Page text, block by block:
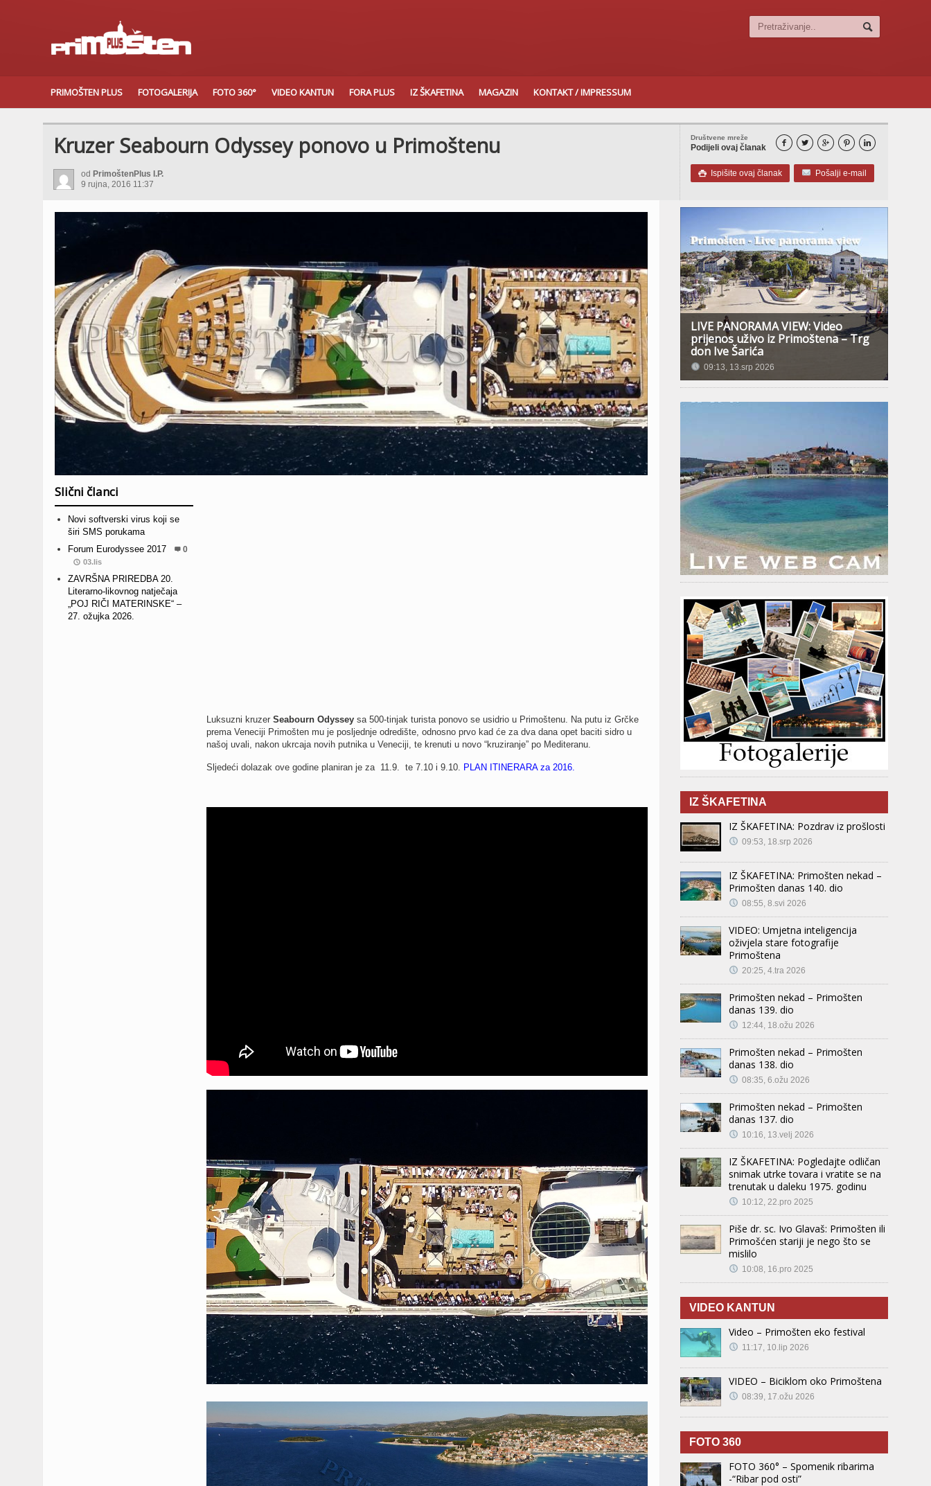
PRIMOŠTEN PLUS FOTOGALERIJA FOTO 360° VIDEO KANTUN FORA PLUS IZ ŠKAFETINA MAGAZIN KONTAKT / IMPRESSUM
Društvene mreže
Podijeli ovaj članak     
 Ispišite ovaj članak Pošalji e-mail
Kruzer Seabourn Odyssey ponovo u Primoštenu
od PrimoštenPlus I.P.
9 rujna, 2016 11:37
Slični članci
Novi softverski virus koji se
širi SMS porukama
Forum Eurodyssee 2017
0
03.lis
ZAVRŠNA PRIREDBA 20.
Literarno-likovnog natječaja
„POJ RIČI MATERINSKE“ –
27. ožujka 2026.
Luksuzni kruzer Seabourn Odysseysa 500-tinjak turista ponovo se usidrio u Primoštenu. Na putu iz Grčke
prema Veneciji Primošten mu je posljednje odredište, odnosno prvo kad će za dva dana opet baciti sidro u
našoj uvali, nakon ukrcaja novih putnika u Veneciji, te krenuti u novo “kruziranje” po Mediteranu.
Sljedeći dolazak ove godine planiran je za 11.9. te 7.10 i 9.10. PLAN ITINERARA za 2016.
LIVE PANORAMA VIEW: Video
prijenos uživo iz Primoštena – Trg
don Ive Šarića
09:13, 13.srp 2026
IZ ŠKAFETINA
IZ ŠKAFETINA: Pozdrav iz prošlosti
09:53, 18.srp 2026
IZ ŠKAFETINA: Primošten nekad –
Primošten danas 140. dio
08:55, 8.svi 2026
VIDEO: Umjetna inteligencija
oživjela stare fotografije
Primoštena
20:25, 4.tra 2026
Primošten nekad – Primošten
danas 139. dio
12:44, 18.ožu 2026
Primošten nekad – Primošten
danas 138. dio
08:35, 6.ožu 2026
Primošten nekad – Primošten
danas 137. dio
10:16, 13.velj 2026
IZ ŠKAFETINA: Pogledajte odličan
snimak utrke tovara i vratite se na
trenutak u daleku 1975. godinu
10:12, 22.pro 2025
Piše dr. sc. Ivo Glavaš: Primošten ili
Primošćen stariji je nego što se
mislilo
10:08, 16.pro 2025
VIDEO KANTUN
Video – Primošten eko festival
11:17, 10.lip 2026
VIDEO – Biciklom oko Primoštena
08:39, 17.ožu 2026
FOTO 360
FOTO 360° – Spomenik ribarima
-“Ribar pod osti”